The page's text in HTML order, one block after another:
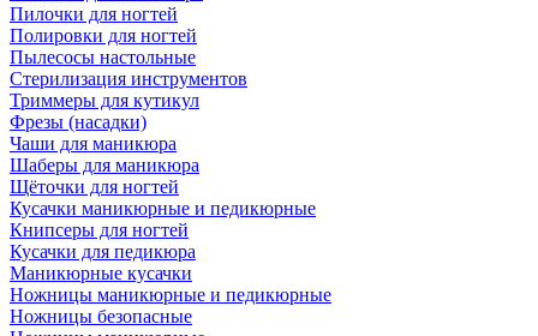
Пилочки для ногтей
Полировки для ногтей
Пылесосы настольные
Стерилизация инструментов
Триммеры для кутикул
Фрезы (насадки)
Чаши для маникюра
Шаберы для маникюра
Щёточки для ногтей
Кусачки маникюрные и педикюрные
Книпсеры для ногтей
Кусачки для педикюра
Маникюрные кусачки
Ножницы маникюрные и педикюрные
Ножницы безопасные